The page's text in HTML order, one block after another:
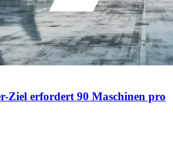
Ziel erfordert 90 Maschinen pro